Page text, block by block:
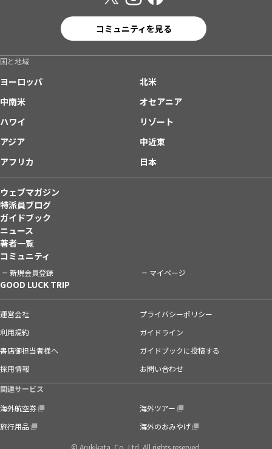
コミュニティを見る
国と地域
ヨーロッパ
北米
中南米
オセアニア
ハワイ
リゾート
アジア
中近東
アフリカ
日本
ウェブマガジン
特派員ブログ
ガイドブック
ニュース
著者一覧
コミュニティ
新規会員登録 マイページ
GOOD LUCK TRIP
運営会社
プライバシーポリシー
利用規約
ガイドライン
書店御担当者様へ
ガイドブックに投稿する
採用情報
お問い合わせ
関連サービス
海外航空券
海外ツアー
旅行用品
海外のおみやげ
© Arukikata. Co.,Ltd. All rights reserved.